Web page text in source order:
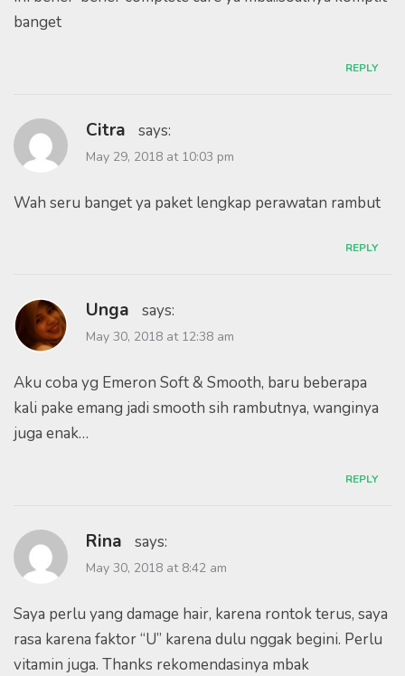
banget
REPLY
Citra says:
May 29, 2018 at 10:03 pm
Wah seru banget ya paket lengkap perawatan rambut
REPLY
Unga says:
May 30, 2018 at 12:38 am
Aku coba yg Emeron Soft & Smooth, baru beberapa
kali pake emang jadi smooth sih rambutnya, wanginya
juga enak…
REPLY
Rina says:
May 30, 2018 at 8:42 am
Saya perlu yang damage hair, karena rontok terus, saya
rasa karena faktor “U” karena dulu nggak begini. Perlu
vitamin juga. Thanks rekomendasinya mbak